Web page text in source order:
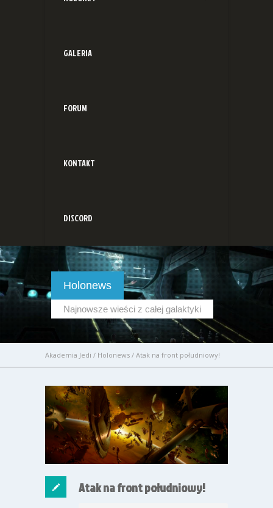
GALERIA
FORUM
KONTAKT
DISCORD
Holonews
Najnowsze wieści z całej galaktyki
Akademia Jedi / Holonews / Atak na front południowy!
Atak na front południowy!